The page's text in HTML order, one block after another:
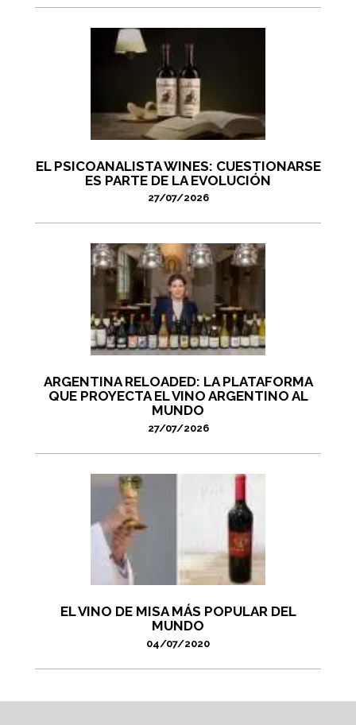
EL PSICOANALISTA WINES: CUESTIONARSE
ES PARTE DE LA EVOLUCIÓN
27/07/2026
ARGENTINA RELOADED: LA PLATAFORMA
QUE PROYECTA EL VINO ARGENTINO AL
MUNDO
27/07/2026
EL VINO DE MISA MÁS POPULAR DEL
MUNDO
04/07/2020